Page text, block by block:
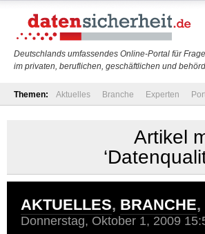
Deutschlands umfassendes Online-Portal für
im privaten, beruflichen, geschäftlichen und
Themen: Aktuelles Branche Experten
Artikel
AKTUELLES, BRANCHE,
Donnerstag, Oktober 1, 2009